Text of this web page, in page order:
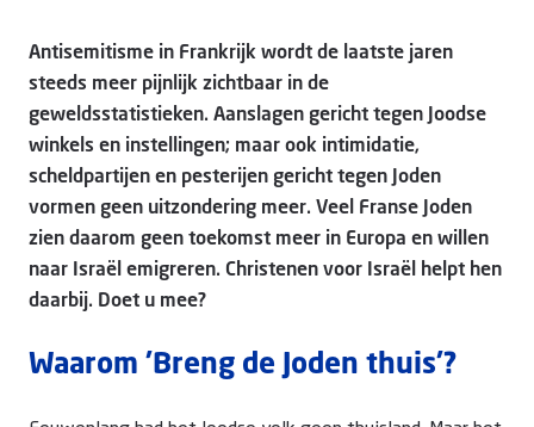
Antisemitisme in Frankrijk wordt de laatste jaren
steeds meer pijnlijk zichtbaar in de
geweldsstatistieken. Aanslagen gericht tegen Joodse
winkels en instellingen; maar ook intimidatie,
scheldpartijen en pesterijen gericht tegen Joden
vormen geen uitzondering meer. Veel Franse Joden
zien daarom geen toekomst meer in Europa en willen
naar Israël emigreren. Christenen voor Israël helpt hen
daarbij. Doet u mee?
Waarom 'Breng de Joden thuis'?